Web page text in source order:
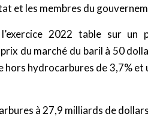
et les membres du
2022 table sur un
du marché du baril à 50
hors hydrocarbures de 3,7% et
à 27,9 milliards de